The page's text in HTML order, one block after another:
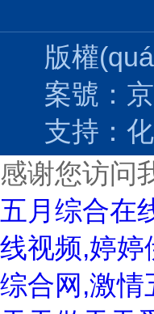
版權
案號：
支持：
感谢您访问
五月综合在
线视频,婷婷
综合网,激情